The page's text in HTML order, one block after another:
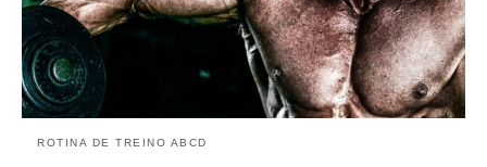
ROTINA DE TREINO ABCD